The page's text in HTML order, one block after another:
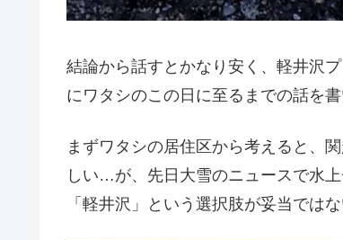
結論から話すとかなり安く、軽井沢
にワタシのこの日に至るまでの話を
まずワタシの居住区から考えると、
しい…が、先日大雪のニュースで水
「軽井沢」という選択肢が妥当では